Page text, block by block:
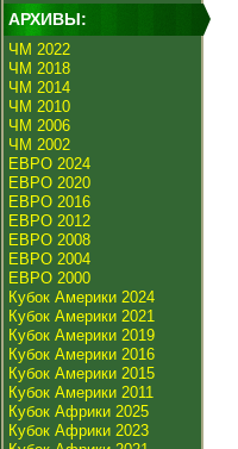
АРХИВЫ:
ЧМ 2022
ЧМ 2018
ЧМ 2014
ЧМ 2010
ЧМ 2006
ЧМ 2002
ЕВРО 2024
ЕВРО 2020
ЕВРО 2016
ЕВРО 2012
ЕВРО 2008
ЕВРО 2004
ЕВРО 2000
Кубок Америки 2024
Кубок Америки 2021
Кубок Америки 2019
Кубок Америки 2016
Кубок Америки 2015
Кубок Америки 2011
Кубок Африки 2025
Кубок Африки 2023